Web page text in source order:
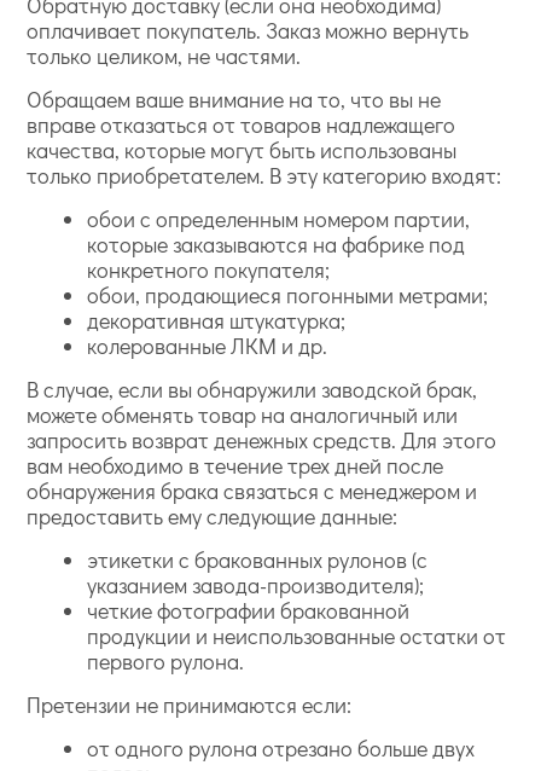
оплачивает покупатель. Заказ можно вернуть
только целиком, не частями.
Обращаем ваше внимание на то, что вы не
вправе отказаться от товаров надлежащего
качества, которые могут быть использованы
только приобретателем. В эту категорию входят:
обои с определенным номером партии,
которые заказываются на фабрике под
конкретного покупателя;
обои, продающиеся погонными метрами;
декоративная штукатурка;
колерованные ЛКМ и др.
В случае, если вы обнаружили заводской брак,
можете обменять товар на аналогичный или
запросить возврат денежных средств. Для этого
вам необходимо в течение трех дней после
обнаружения брака связаться с менеджером и
предоставить ему следующие данные:
этикетки с бракованных рулонов (с
указанием завода-производителя);
четкие фотографии бракованной
продукции и неиспользованные остатки от
первого рулона.
Претензии не принимаются если:
от одного рулона отрезано больше двух